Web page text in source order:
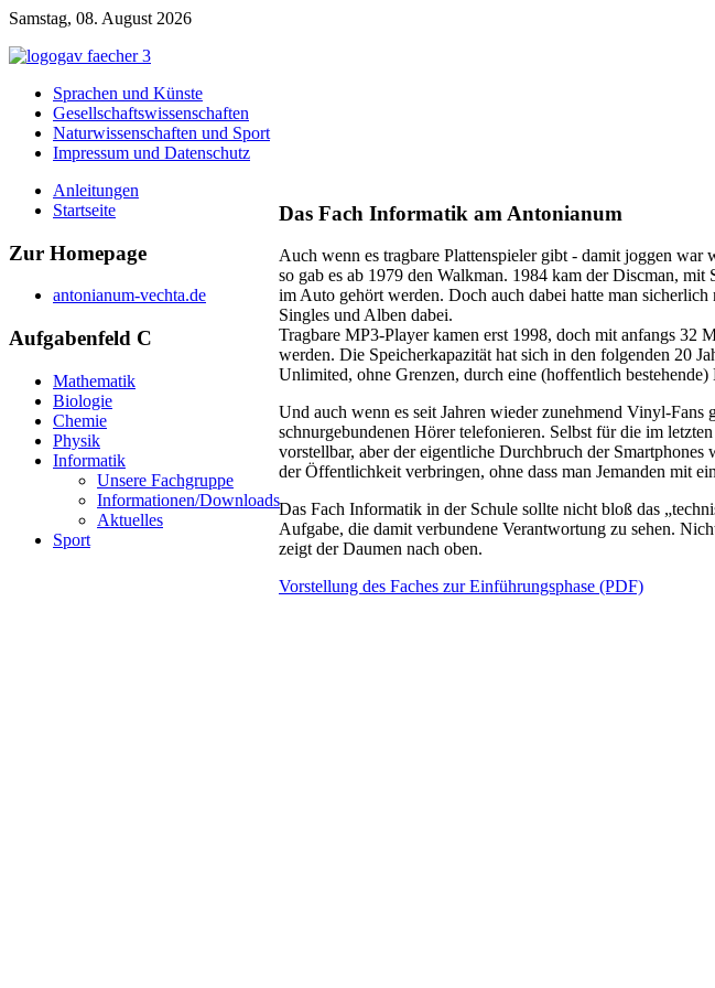
Samstag, 08. August 2026
Sprachen und Künste
Gesellschaftswissenschaften
Naturwissenschaften und Sport
Impressum und Datenschutz
Das Fach Informatik am Antonianum
Auch wenn es tragbare Plattenspieler gibt - damit joggen
so gab es ab 1979 den Walkman. 1984 kam der Discman,
im Auto gehört werden. Doch auch dabei hatte man
Singles und Alben dabei.
Tragbare MP3-Player kamen erst 1998, doch mit anfangs 32
werden. Die Speicherkapazität hat sich in den folgenden 20
Unlimited, ohne Grenzen, durch eine (hoffentlich
Und auch wenn es seit Jahren wieder zunehmend Vinyl-Fans
schnurgebundenen Hörer telefonieren. Selbst für die im
vorstellbar, aber der eigentliche Durchbruch der
der Öffentlichkeit verbringen, ohne dass man Jemanden mit
Das Fach Informatik in der Schule sollte nicht bloß das
Aufgabe, die damit verbundene Verantwortung zu sehen.
zeigt der Daumen nach oben.
Vorstellung des Faches zur Einführungsphase (PDF)
Anleitungen
Startseite
Zur Homepage
antonianum-vechta.de
Aufgabenfeld C
Mathematik
Biologie
Chemie
Physik
Informatik
Unsere Fachgruppe
Informationen/Downloads
Aktuelles
Sport